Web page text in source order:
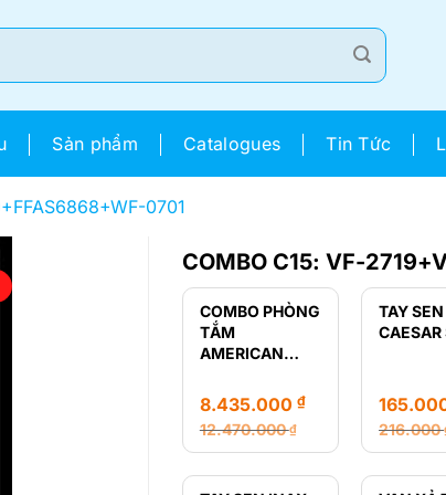
Sản phẩm Catalogues Tin Tức
0701
COMBO C15: VF-
COMBO PHÒNG
TẮM
AMERICAN
RẺ
12.470.000₫
Giá
gốc
8.435.000 ₫
Giá
hiện
TAY
CAESAR
216.000
Giá
gốc
Giá
hiện